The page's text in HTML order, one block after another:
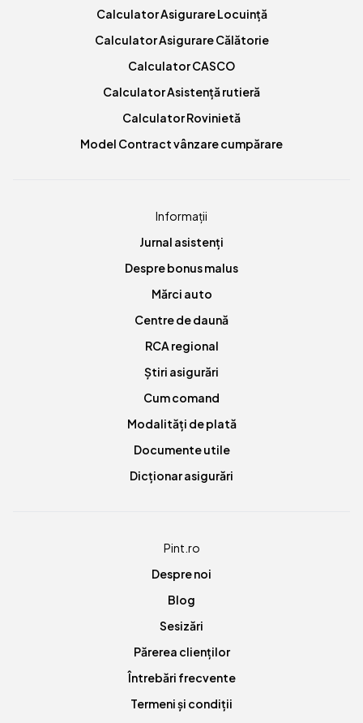
Calculator Asigurare Locuință
Calculator Asigurare Călătorie
Calculator CASCO
Calculator Asistență rutieră
Calculator Rovinietă
Model Contract vânzare cumpărare
Informații
Jurnal asistenți
Despre bonus malus
Mărci auto
Centre de daună
RCA regional
Știri asigurări
Cum comand
Modalități de plată
Documente utile
Dicționar asigurări
Pint.ro
Despre noi
Blog
Sesizări
Părerea clienților
Întrebări frecvente
Termeni și condiții